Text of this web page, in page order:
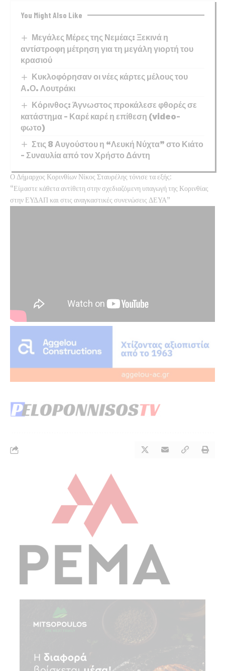
You Might Also Like
Μεγάλες Μέρες της Νεμέας: Ξεκινά η
αντίστροφη μέτρηση για τη μεγάλη γιορτή του
κρασιού
Κυκλοφόρησαν οι νέες κάρτες μέλους του
Α.Ο. Λουτράκι
Κόρινθος: Άγνωστος προκάλεσε φθορές σε
κατάστημα – Καρέ καρέ η επίθεση (video-
φωτο)
Στις 8 Αυγούστου η “Λευκή Νύχτα” στο Κιάτο
– Συναυλία από τον Χρήστο Δάντη
Ο Δήμαρχος Κορινθίων Νίκος Σταυρέλης τόνισε τα εξής:
“Είμαστε κάθετα αντίθετη στην σχεδιαζόμενη υπαγωγή της Κορινθίας
στην ΕΥΔΑΠ και στις αναγκαστικές συνενώσεις ΔΕΥΑ”